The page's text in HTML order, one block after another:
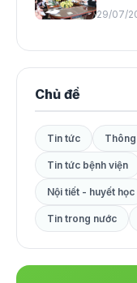
29/07/
Chủ đề
Tin tức
Tin tức bệnh viện
Nội tiết - huyết học
Tin trong nước